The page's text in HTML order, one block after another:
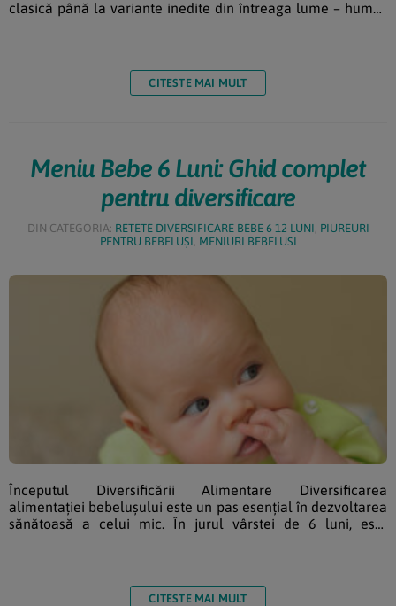
clasică până la variante inedite din întreaga lume – humus
perfecte și pentru cei mici. Inspiră-te și pregătește 12 rețete
unice de humus care te vor […]
CITESTE MAI MULT
Meniu Bebe 6 Luni: Ghid complet
pentru diversificare
DIN CATEGORIA: RETETE DIVERSIFICARE BEBE 6-12 LUNI PIUREURI
PENTRU BEBELUȘI MENIURI BEBELUSI
Începutul Diversificării Alimentare Diversificarea
alimentației bebelușului este un pas esențial în dezvoltarea
sănătoasă a celui mic. În jurul vârstei de 6 luni, este
nutrienții necesari pentru creșterea armonioasă, dar
CITESTE MAI MULT